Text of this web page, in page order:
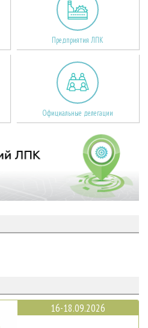
Предприятия ЛПК
Официальные делегации
16-18.09.2026